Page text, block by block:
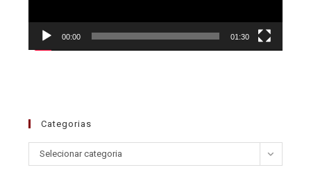
00:00 01:30
Categorias
Selecionar categoria